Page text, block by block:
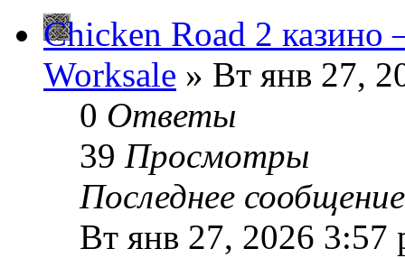
Chicken Road 2
Worksale » Вт янв 27,
0 Ответы
39 Просмотры
Последнее
Вт янв 27, 2026 3:57